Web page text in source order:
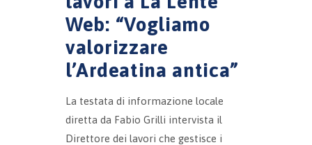
Web: “Vogliamo
valorizzare
l’Ardeatina antica”
La testata di informazione locale
diretta da Fabio Grilli intervista il
Direttore dei lavori che gestisce i